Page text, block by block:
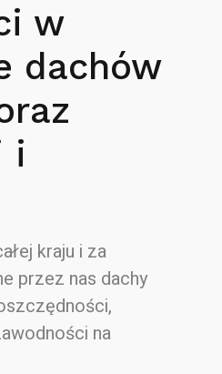
w
dachów
i
kraju i za
przez nas dachy
na